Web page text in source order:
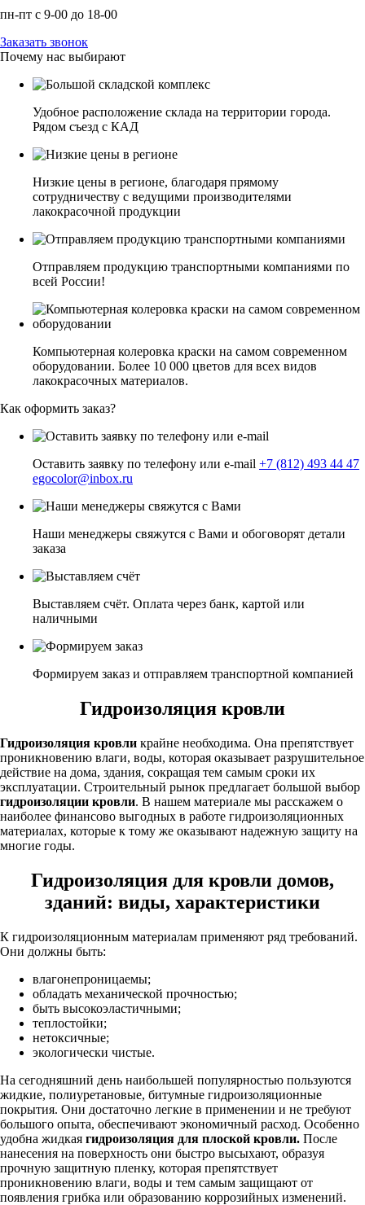
пн-пт с 9-00 до 18-00
Заказать звонок
Почему нас выбирают
Удобное расположение склада на территории города.
Рядом съезд с КАД
Низкие цены в регионе, благодаря прямому
сотрудничеству с ведущими производителями
лакокрасочной продукции
Отправляем продукцию транспортными компаниями по
всей России!
Компьютерная колеровка краски на самом современном
оборудовании. Более 10 000 цветов для всех видов
лакокрасочных материалов.
Как оформить заказ?
Оставить заявку по телефону или e-mail +7 (812) 493 44 47
egocolor@inbox.ru
Наши менеджеры свяжутся с Вами и обоговорят детали
заказа
Выставляем счёт. Оплата через банк, картой или
наличными
Формируем заказ и отправляем транспортной компанией
Гидроизоляция кровли
Гидроизоляция кровли крайне необходима. Она препятствует
проникновению влаги, воды, которая оказывает разрушительное
действие на дома, здания, сокращая тем самым сроки их
эксплуатации. Строительный рынок предлагает большой выбор
гидроизоляции кровли. В нашем материале мы расскажем о
наиболее финансово выгодных в работе гидроизоляционных
материалах, которые к тому же оказывают надежную защиту на
многие годы.
Гидроизоляция для кровли домов,
зданий: виды, характеристики
К гидроизоляционным материалам применяют ряд требований.
Они должны быть:
влагонепроницаемы;
обладать механической прочностью;
быть высокоэластичными;
теплостойки;
нетоксичные;
экологически чистые.
На сегодняшний день наибольшей популярностью пользуются
жидкие, полиуретановые, битумные гидроизоляционные
покрытия. Они достаточно легкие в применении и не требуют
большого опыта, обеспечивают экономичный расход. Особенно
удобна жидкая гидроизоляция для плоской кровли. После
нанесения на поверхность они быстро высыхают, образуя
прочную защитную пленку, которая препятствует
проникновению влаги, воды и тем самым защищают от
появления грибка или образованию коррозийных изменений.